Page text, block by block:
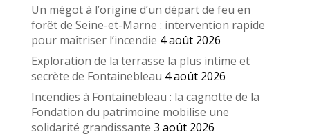
Un mégot à l’origine d’un départ de feu en
forêt de Seine-et-Marne : intervention rapide
pour maîtriser l’incendie 4 août 2026
Exploration de la terrasse la plus intime et
secrète de Fontainebleau 4 août 2026
Incendies à Fontainebleau : la cagnotte de la
Fondation du patrimoine mobilise une
solidarité grandissante 3 août 2026